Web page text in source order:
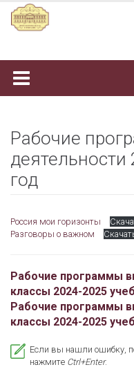
Наверх
Рабочие
деятельности
год
Россия мои горизонты
Разговоры о важном
Рабочие программы
классы 2024-2025
Рабочие программы
классы 2024-2025
Если вы нашли ошибку,
нажмите Ctrl+Enter.